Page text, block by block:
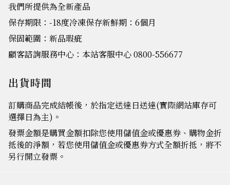
我們所提供為全新產品
保存期限：-18度冷凍保存新鮮期：6個月
保固範圍：新品瑕疵
顧客諮詢服務中心：本站客服中心 0800-556677
出貨時間
訂購商品完成結帳後，於指定送達日送達(實際網站庫存可
選擇日為主)。
發票金額是購買金額扣除您使用儲值金或優惠券、購物金折
抵後的淨額，若您使用儲值金或優惠券方式全額折抵，將不
另行開立發票。